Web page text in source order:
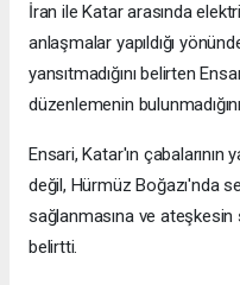
İran ile Katar arasında
anlaşmalar yapıldığı
yansıtmadığını belirten
düzenlemenin
Ensari, Katar'ın çabalarının
değil, Hürmüz Boğazı'nda
sağlanmasına ve ateşkesin
belirtti.